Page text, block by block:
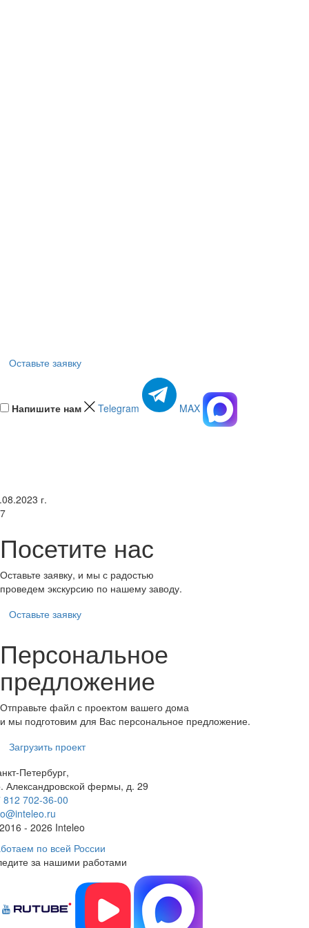
Оставьте заявку
Напишите нам Telegram MAX
г.
Посетите нас
Оставьте заявку, и мы с радостью
проведем экскурсию по нашему заводу.
Оставьте заявку
Персональное
предложение
Отправьте файл с проектом вашего дома
и мы подготовим для Вас персональное предложение.
Загрузить проект
Петербург,
Александровской фермы, д. 29
812 702-36-00
- 2026 Inteleo
по всей России
за нашими работами